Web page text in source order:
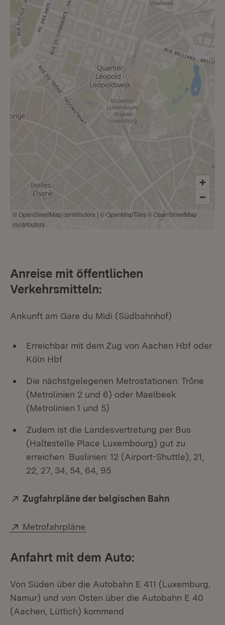
© OpenStreetMap contributors | © OpenMapTiles© OpenStreetMap
contributors
Anreise mit öffentlichen
Verkehrsmitteln:
Ankunft am Gare du Midi (Südbahnhof)
Erreichbar mit dem Zug von Aachen Hbf oder
Köln Hbf
Die nächstgelegenen Metrostationen: Trône
(Metrolinien 2 und 6) oder Maelbeek
(Metrolinien 1 und 5)
Zudem ist die Landesvertretung per Bus
(Haltestelle Place Luxembourg) gut zu
erreichen. Buslinien: 12 (Airport-Shuttle), 21,
22, 27, 34, 54, 64, 95
Extern:
Zugfahrpläne der belgischen Bahn
Extern:
Metrofahrpläne
Anfahrt mit dem Auto:
Von Süden über die Autobahn E 411 (Luxemburg,
Namur) und von Osten über die Autobahn E 40
(Aachen, Lüttich) kommend